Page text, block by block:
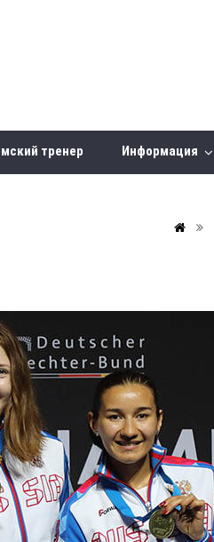
тренер Информация